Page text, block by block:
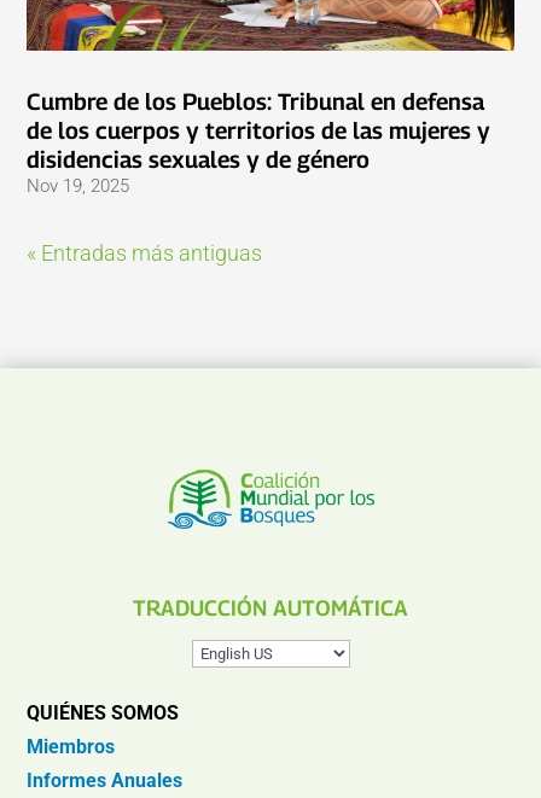
Cumbre de los Pueblos: Tribunal en defensa
de los cuerpos y territorios de las mujeres y
disidencias sexuales y de género
Nov 19, 2025
« Entradas más antiguas
TRADUCCIÓN AUTOMÁTICA
QUIÉNES SOMOS
Miembros
Informes Anuales